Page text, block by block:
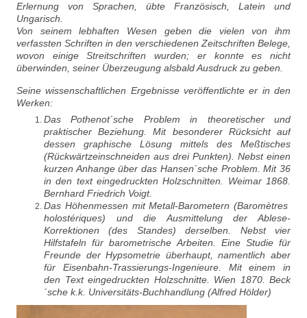
Erlernung von Sprachen, übte Französisch, Latein und
Ungarisch.
Von seinem lebhaften Wesen geben die vielen von ihm
verfassten Schriften in den verschiedenen Zeitschriften Belege,
wovon einige Streitschriften wurden; er konnte es nicht
überwinden, seiner Überzeugung alsbald Ausdruck zu geben.
Seine wissenschaftlichen Ergebnisse veröffentlichte er in den
Werken:
Das Pothenot´sche Problem in theoretischer und
praktischer Beziehung. Mit besonderer Rücksicht auf
dessen graphische Lösung mittels des Meßtisches
(Rückwärtzeinschneiden aus drei Punkten). Nebst einen
kurzen Anhange über das Hansen´sche Problem. Mit 36
in den text eingedruckten Holzschnitten. Weimar 1868.
Bernhard Friedrich Voigt.
Das Höhenmessen mit Metall-Barometern (Baromètres
holostériques) und die Ausmittelung der Ablese-
Korrektionen (des Standes) derselben. Nebst vier
Hilfstafeln für barometrische Arbeiten. Eine Studie für
Freunde der Hypsometrie überhaupt, namentlich aber
für Eisenbahn-Trassierungs-Ingenieure. Mit einem in
den Text eingedruckten Holzschnitte. Wien 1870. Beck
´sche k.k. Universitäts-Buchhandlung (Alfred Hölder)